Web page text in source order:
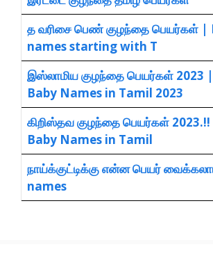
த வரிசை பெண் குழந்தை பெயர்கள் |
names starting with T
இஸ்லாமிய குழந்தை பெயர்கள் 2023
Baby Names in Tamil 2023
கிறிஸ்தவ குழந்தை பெயர்கள்
Baby Names in Tamil
நாய்க்குட்டிக்கு என்ன பெயர்
names